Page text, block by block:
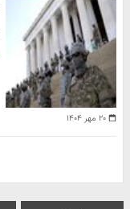
۲۰ مهر ۱۴۰۴